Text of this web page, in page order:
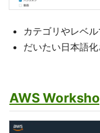
カテゴリやレベ
だいたい日本語
AWS